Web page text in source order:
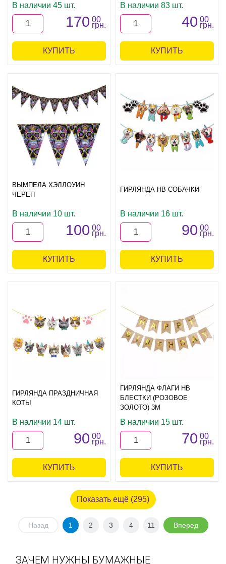
В наличии 45 шт.
170 00
грн.
КУПИТЬ
В наличии 83 шт.
40 00
грн.
КУПИТЬ
ВЫМПЕЛА ХЭЛЛОУИН
ЧЕРЕП
В наличии 10 шт.
100 00
грн.
КУПИТЬ
ГИРЛЯНДА HB СОБАЧКИ
В наличии 16 шт.
90 00
грн.
КУПИТЬ
ГИРЛЯНДА ПРАЗДНИЧНАЯ
КОТЫ
В наличии 14 шт.
90 00
грн.
КУПИТЬ
ГИРЛЯНДА ФЛАГИ HB
БЛЕСТКИ (РОЗОВОЕ
ЗОЛОТО) 3М
В наличии 15 шт.
70 00
грн.
КУПИТЬ
Показать ещё (295)
Назад 1 2 3 4 11 Вперед
ЗАЧЕМ НУЖНЫ БУМАЖНЫЕ